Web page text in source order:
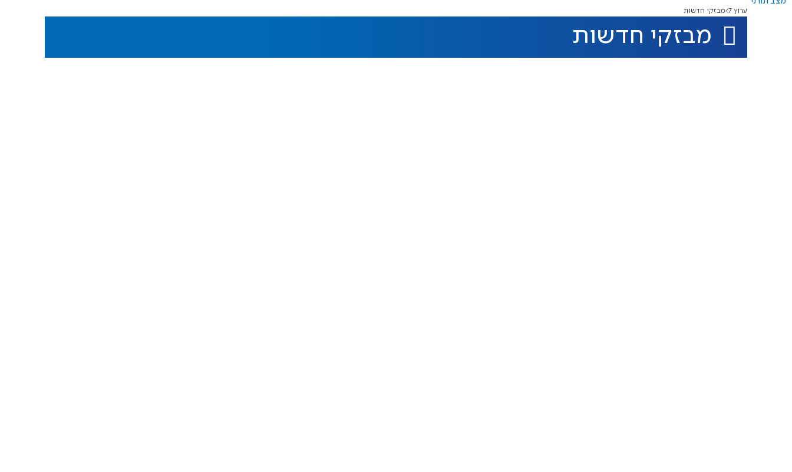
ערוץ 7 מבזקי חדשות
מבזקי חדשות